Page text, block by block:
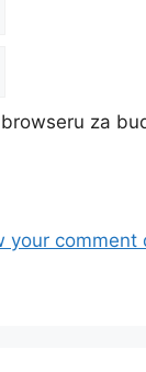
za
your comment